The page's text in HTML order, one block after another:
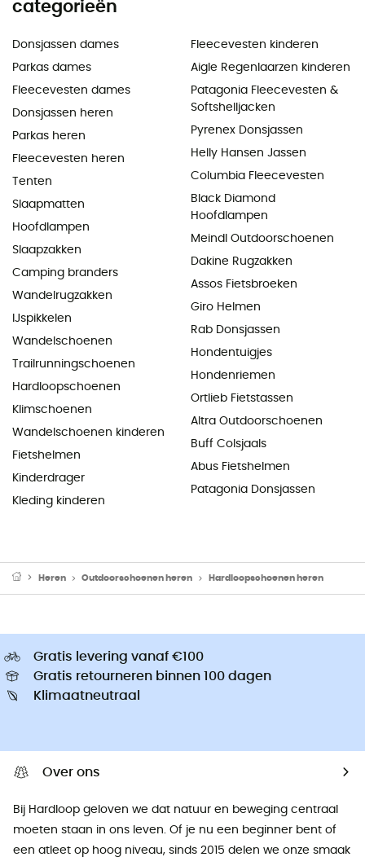
categorieën
Donsjassen dames
Parkas dames
Fleecevesten dames
Donsjassen heren
Parkas heren
Fleecevesten heren
Tenten
Slaapmatten
Hoofdlampen
Slaapzakken
Camping branders
Wandelrugzakken
IJspikkelen
Wandelschoenen
Trailrunningschoenen
Hardloopschoenen
Klimschoenen
Wandelschoenen kinderen
Fietshelmen
Kinderdrager
Kleding kinderen
Fleecevesten kinderen
Aigle Regenlaarzen kinderen
Patagonia Fleecevesten &
Softshelljacken
Pyrenex Donsjassen
Helly Hansen Jassen
Columbia Fleecevesten
Black Diamond
Hoofdlampen
Meindl Outdoorschoenen
Dakine Rugzakken
Assos Fietsbroeken
Giro Helmen
Rab Donsjassen
Hondentuigjes
Hondenriemen
Ortlieb Fietstassen
Altra Outdoorschoenen
Buff Colsjaals
Abus Fietshelmen
Patagonia Donsjassen
Heren Outdoorschoenen heren Hardloopschoenen heren
Gratis levering vanaf €100
Gratis retourneren binnen 100 dagen
Klimaatneutraal
Over ons
Bij Hardloop geloven we dat natuur en beweging centraal
moeten staan ​​in ons leven. Of je nu een beginner bent of
een atleet op hoog niveau, sinds 2015 delen we onze smaak